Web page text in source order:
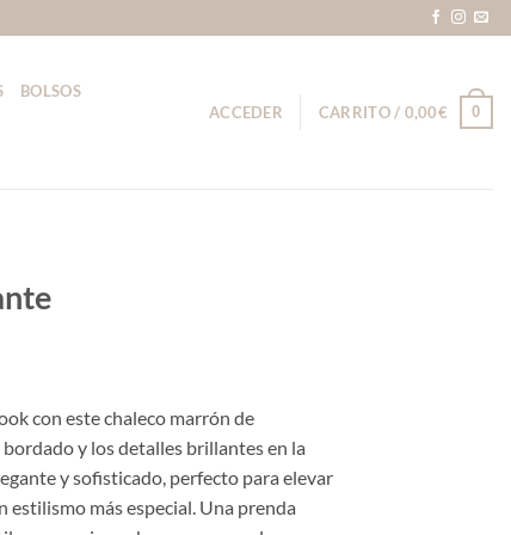
BOLSOS
ACCEDER CARRITO / 0,00€ 0
con este chaleco marrón de
y los detalles brillantes en la
y sofisticado, perfecto para elevar
más especial. Una prenda